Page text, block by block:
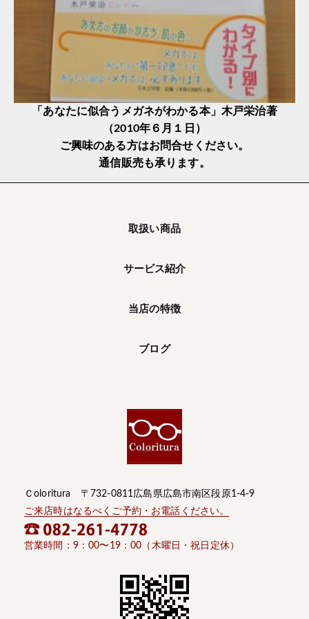
「あなたに似合うメガネがわかる本」木戸栄治著
（2010年６月１日）
ご興味のある方はお問合せください。
通信販売も承ります。
取扱い商品
サービス紹介
当店の特徴
ブログ
Ｃoloritura 〒732-0811広島県広島市南区段原1-4-9
ご来店時はなるべくご予約・お電話ください。
営業時間：9：00〜19：00（木曜日・祝日定休）